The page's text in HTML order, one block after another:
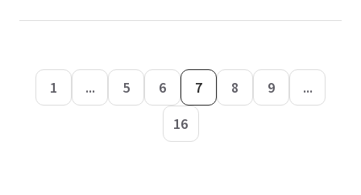
1 ... 5 6 7 8 9
...
16